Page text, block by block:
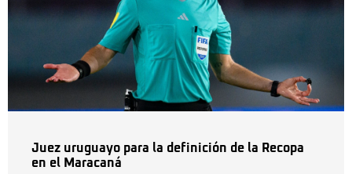
Juez uruguayo para la definición de la Recopa
en el Maracaná